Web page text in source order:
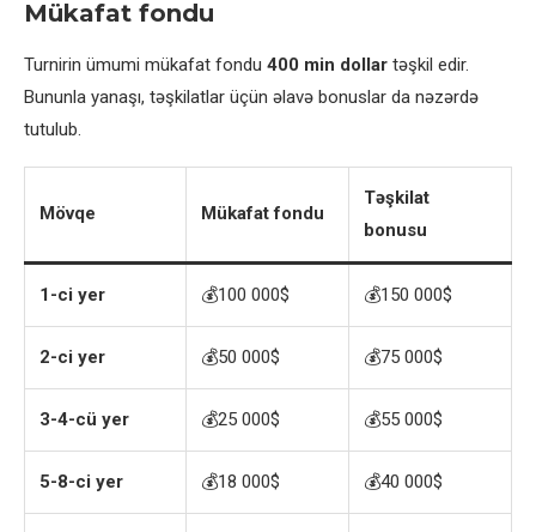
Mükafat fondu
Turnirin ümumi mükafat fondu 400 min dollar təşkil edir.
Bununla yanaşı, təşkilatlar üçün əlavə bonuslar da nəzərdə
tutulub.
Mövqe Mükafat fondu
Təşkilat
bonusu
1-ci yer 💰100 000$ 💰150 000$
2-ci yer 💰50 000$ 💰75 000$
3-4-cü yer 💰25 000$ 💰55 000$
5-8-ci yer 💰18 000$ 💰40 000$